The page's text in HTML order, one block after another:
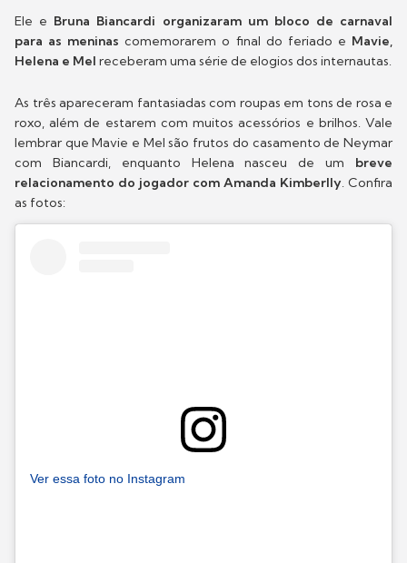
Ele e Bruna Biancardi organizaram um bloco de carnaval
para as meninas comemorarem o final do feriado e Mavie,
Helena e Mel receberam uma série de elogios dos internautas.
As três apareceram fantasiadas com roupas em tons de rosa e
roxo, além de estarem com muitos acessórios e brilhos. Vale
lembrar que Mavie e Mel são frutos do casamento de Neymar
com Biancardi, enquanto Helena nasceu de um breve
relacionamento do jogador com Amanda Kimberlly. Confira
as fotos:
Ver essa foto no Instagram